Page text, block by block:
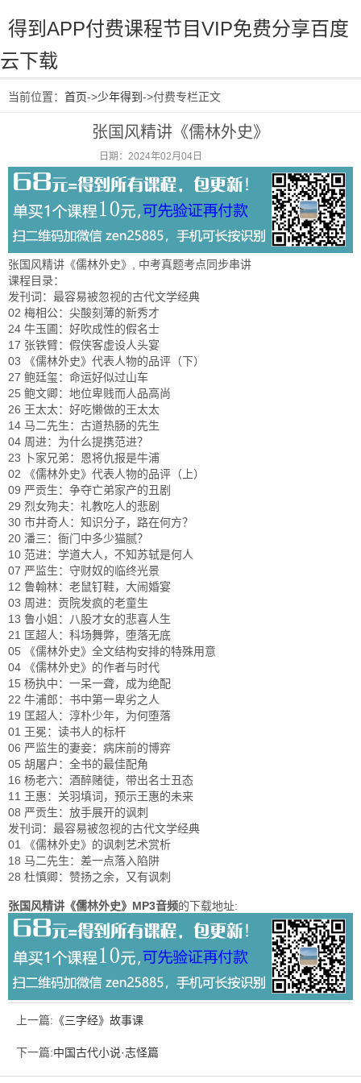
得到APP付费课程节目VIP免费分享百度
云下载
当前位置： 首页->少年得到 ->付费专栏正文
张国风精讲《儒林外史》
日期：2024年02月04日
张国风精讲《儒林外史》, 中考真题考点同步串讲
课程目录：
发刊词：最容易被忽视的古代文学经典
02 梅相公：尖酸刻薄的新秀才
24 牛玉圃：好吹成性的假名士
17 张铁臂：假侠客虚设人头宴
03 《儒林外史》代表人物的品评（下）
27 鲍廷玺：命运好似过山车
25 鲍文卿：地位卑贱而人品高尚
26 王太太：好吃懒做的王太太
14 马二先生：古道热肠的先生
04 周进：为什么提携范进？
23 卜家兄弟：恩将仇报是牛浦
02 《儒林外史》代表人物的品评（上）
09 严贡生：争夺亡弟家产的丑剧
29 烈女殉夫：礼教吃人的悲剧
30 市井奇人：知识分子，路在何方？
20 潘三：衙门中多少猫腻？
10 范进：学道大人，不知苏轼是何人
07 严监生：守财奴的临终光景
12 鲁翰林：老鼠钉鞋，大闹婚宴
03 周进：贡院发疯的老童生
13 鲁小姐：八股才女的悲喜人生
21 匡超人：科场舞弊，堕落无底
05 《儒林外史》全文结构安排的特殊用意
04 《儒林外史》的作者与时代
15 杨执中：一呆一聋，成为绝配
22 牛浦郎：书中第一卑劣之人
19 匡超人：淳朴少年，为何堕落
01 王冕：读书人的标杆
06 严监生的妻妾：病床前的博弈
05 胡屠户：全书的最佳配角
16 杨老六：酒醉赌徒，带出名士丑态
11 王惠：关羽填词，预示王惠的未来
08 严贡生：放手展开的讽刺
发刊词：最容易被忽视的古代文学经典
01 《儒林外史》的讽刺艺术赏析
18 马二先生：差一点落入陷阱
28 杜慎卿：赞扬之余，又有讽刺
张国风精讲《儒林外史》MP3音频的下载地址:
上一篇: 《三字经》故事课
下一篇:中国古代小说·志怪篇